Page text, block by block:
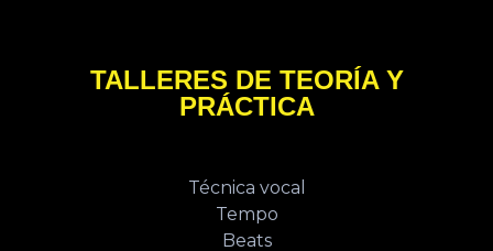
TALLERES DE TEORÍA Y
PRÁCTICA
Técnica vocal
Tempo
Beats